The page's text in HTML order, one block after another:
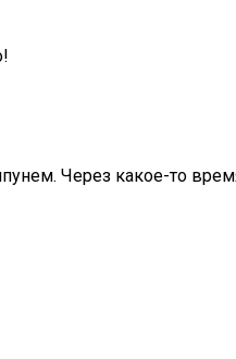
Через какое-то